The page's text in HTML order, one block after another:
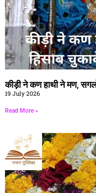
कीड़ी ने कण हाथी ने मण,
19 July 2026
Read More »